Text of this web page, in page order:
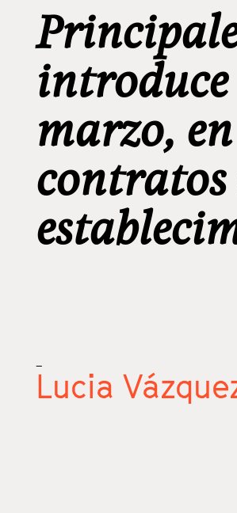
introduce
marzo,
contratos
_
Lucia